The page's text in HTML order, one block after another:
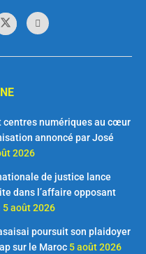
centres numériques au cœur
annoncé par José
2026
de justice lance
dans l’affaire opposant
5 août 2026
poursuit son plaidoyer
sur le Maroc 5 août 2026